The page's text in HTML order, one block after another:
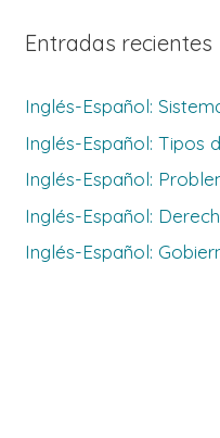
Entradas recientes
Inglés-Español:
Inglés-Español: Tipos
Inglés-Español:
Inglés-Español:
Inglés-Español: